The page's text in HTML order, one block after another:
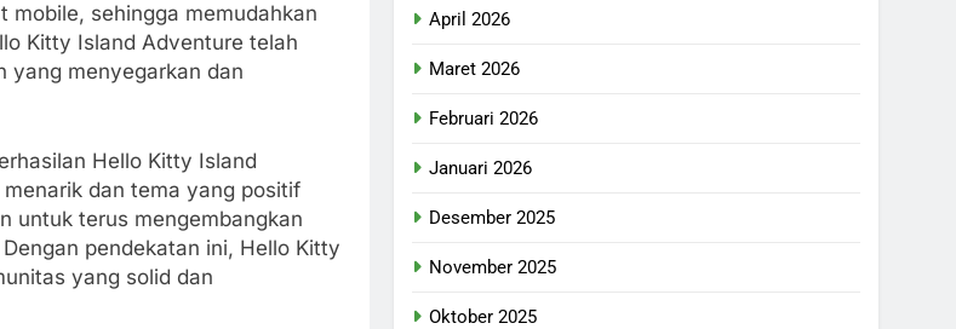
mobile, sehingga memudahkan
Kitty Island Adventure telah
yang menyegarkan dan
Hello Kitty Island
dan tema yang positif
untuk terus mengembangkan
pendekatan ini, Hello Kitty
yang solid dan
April 2026
Maret 2026
Februari 2026
Januari 2026
Desember 2025
November 2025
Oktober 2025